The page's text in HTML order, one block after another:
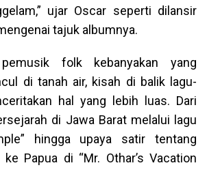
ujar Oscar seperti dilansir
tajuk albumnya.
folk kebanyakan yang
di tanah air, kisah di balik lagu-
hal yang lebih luas. Dari
di Jawa Barat melalui lagu
hingga upaya satir tentang
Papua di “Mr. Othar’s Vacation